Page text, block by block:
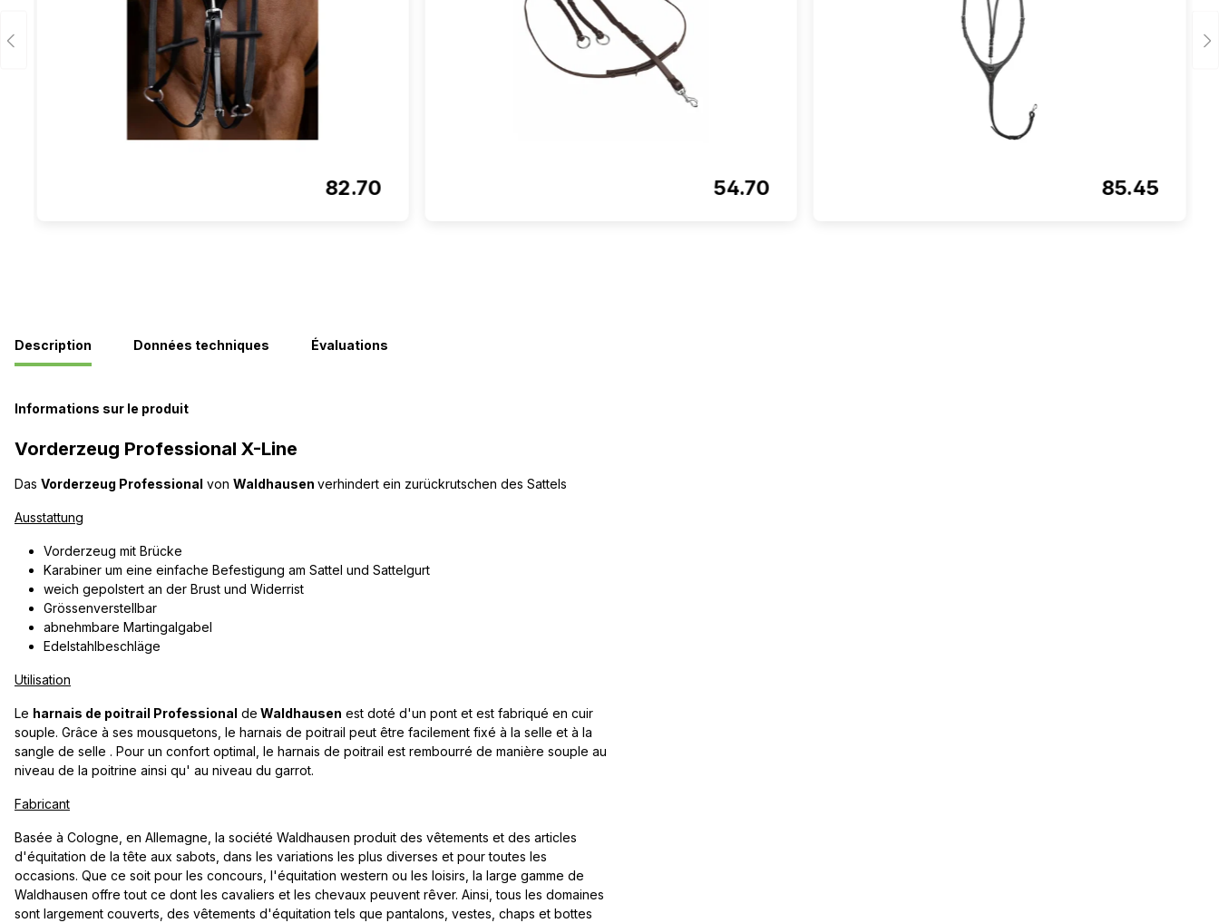
82.70 54.70 85.45
Description Données techniques Évaluations
Informations sur le produit
Vorderzeug Professional X-Line
Das Vorderzeug Professional von Waldhausen verhindert ein zurückrutschen des Sattels
Ausstattung
Vorderzeug mit Brücke
Karabiner um eine einfache Befestigung am Sattel und Sattelgurt
weich gepolstert an der Brust und Widerrist
Grössenverstellbar
abnehmbare Martingalgabel
Edelstahlbeschläge
Utilisation
Le harnais de poitrail Professional de Waldhausen est doté d'un pont et est fabriqué en cuir
souple. Grâce à ses mousquetons, le harnais de poitrail peut être facilement fixé à la selle et à la
sangle de selle . Pour un confort optimal, le harnais de poitrail est rembourré de manière souple au
niveau de la poitrine ainsi qu' au niveau du garrot.
Fabricant
Basée à Cologne, en Allemagne, la société Waldhausen produit des vêtements et des articles
d'équitation de la tête aux sabots, dans les variations les plus diverses et pour toutes les
occasions. Que ce soit pour les concours, l'équitation western ou les loisirs, la large gamme de
Waldhausen offre tout ce dont les cavaliers et les chevaux peuvent rêver. Ainsi, tous les domaines
sont largement couverts, des vêtements d'équitation tels que pantalons, vestes, chaps et bottes